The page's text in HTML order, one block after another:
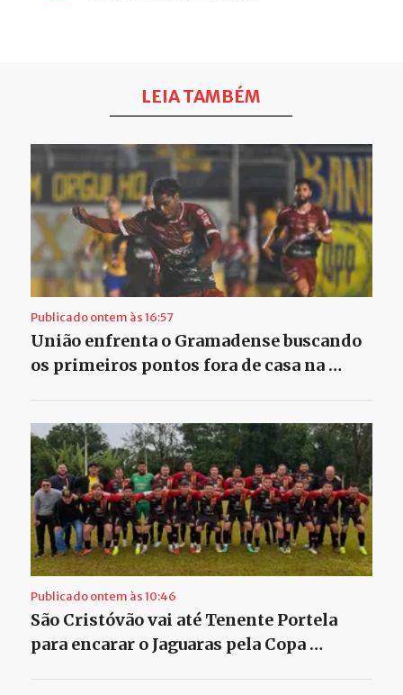
LEIA TAMBÉM
Publicado ontem às 16:57
União enfrenta o Gramadense buscando
os primeiros pontos fora de casa na …
Publicado ontem às 10:46
São Cristóvão vai até Tenente Portela
para encarar o Jaguaras pela Copa …